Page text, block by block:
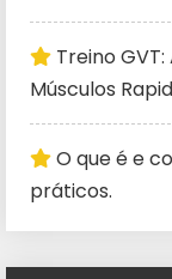
Treino
Músculos
O que é e
práticos.